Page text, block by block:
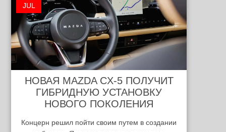
JUL
НОВАЯ MAZDA CX-5 ПОЛУЧИТ
ГИБРИДНУЮ УСТАНОВКУ
НОВОГО ПОКОЛЕНИЯ
Концерн решил пойти своим путем в создании